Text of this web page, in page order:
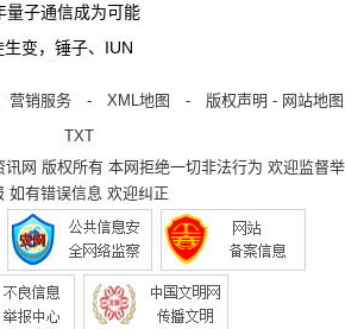
量子通信成为可能
变，锤子、IUN
营销服务- XML地图 - 版权声明 - 网站地图
TXT
讯网 版权所有 本网拒绝一切非法行为 欢迎监督举
如有错误信息 欢迎纠正